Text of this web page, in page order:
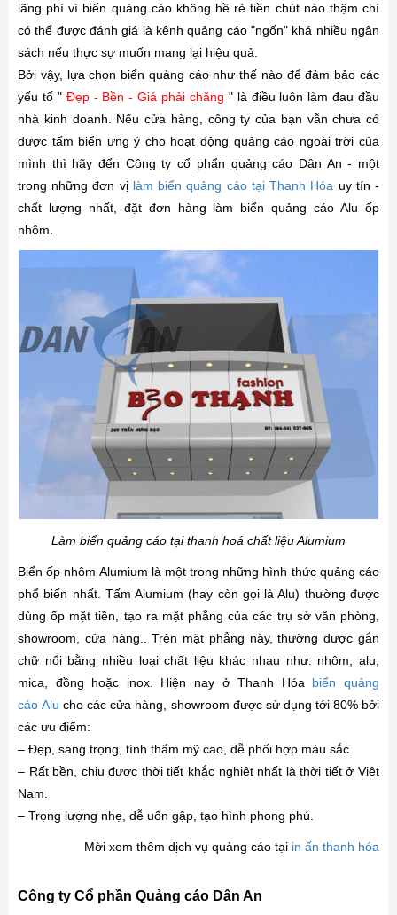
lãng phí vì biển quảng cáo không hề rẻ tiền chút nào thậm chí
có thể được đánh giá là kênh quảng cáo "ngốn" khá nhiều ngân
sách nếu thực sự muốn mang lại hiệu quả.
Bởi vậy, lựa chọn biển quảng cáo như thế nào để đảm bảo các
yếu tố " Đẹp - Bền - Giá phải chăng " là điều luôn làm đau đầu
nhà kinh doanh. Nếu cửa hàng, công ty của bạn vẫn chưa có
được tấm biển ưng ý cho hoạt động quảng cáo ngoài trời của
mình thì hãy đến Công ty cổ phẩn quảng cáo Dân An - một
trong những đơn vị làm biển quảng cáo tại Thanh Hóa uy tín -
chất lượng nhất, đặt đơn hàng làm biển quảng cáo Alu ốp
nhôm.
Làm biển quảng cáo tại thanh hoá chất liệu Alumium
Biển ốp nhôm Alumium là một trong những hình thức quảng cáo
phổ biến nhất. Tấm Alumium (hay còn gọi là Alu) thường được
dùng ốp mặt tiền, tạo ra mặt phẳng của các trụ sở văn phòng,
showroom, cửa hàng.. Trên mặt phẳng này, thường được gắn
chữ nổi bằng nhiều loại chất liệu khác nhau như: nhôm, alu,
mica, đồng hoặc inox. Hiện nay ở Thanh Hóa biển quảng
cáo Alu cho các cửa hàng, showroom được sử dụng tới 80% bởi
các ưu điểm:
– Đẹp, sang trọng, tính thẩm mỹ cao, dễ phối hợp màu sắc.
– Rất bền, chịu được thời tiết khắc nghiệt nhất là thời tiết ở Việt
Nam.
– Trọng lượng nhẹ, dễ uốn gập, tạo hình phong phú.
Mời xem thêm dịch vụ quảng cáo tại in ấn thanh hóa
Công ty Cổ phần Quảng cáo Dân An